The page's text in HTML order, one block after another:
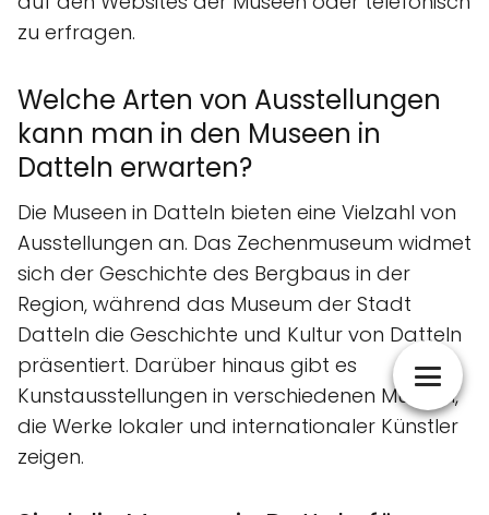
zu erfragen.
Welche Arten von Ausstellungen
kann man in den Museen in
Datteln erwarten?
Die Museen in Datteln bieten eine Vielzahl von
Ausstellungen an. Das Zechenmuseum widmet
sich der Geschichte des Bergbaus in der
Region, während das Museum der Stadt
Datteln die Geschichte und Kultur von Datteln
präsentiert. Darüber hinaus gibt es
Kunstausstellungen in verschiedenen Museen,
die Werke lokaler und internationaler Künstler
zeigen.